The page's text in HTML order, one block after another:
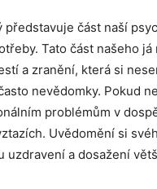
část naší
Tato část našeho
a zranění, která si
nevědomky. Pokud
problémům v
Uvědomění si
uzdravení a dosažení